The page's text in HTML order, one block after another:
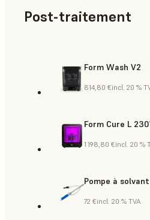
Post-traitement
Form Wash V2
814,80 €incl. 20 %
Form Cure L
1 198,80 €incl. 20 %
Pompe à solvant
72 €incl. 20 % TVA